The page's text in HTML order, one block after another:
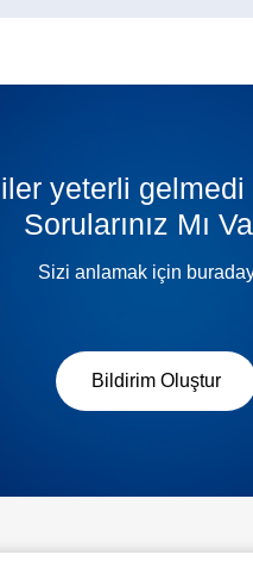
yeterli
Sorularınız Mı
Sizi anlamak için
Bildirim Oluştur